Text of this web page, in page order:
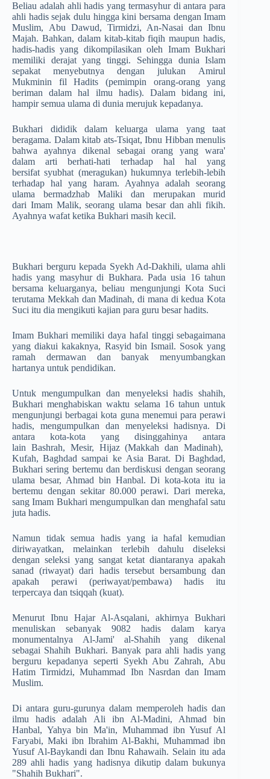
Beliau adalah ahli hadis yang termasyhur di antara para
ahli hadis sejak dulu hingga kini bersama dengan Imam
Muslim, Abu Dawud, Tirmidzi, An-Nasai dan Ibnu
Majah. Bahkan, dalam kitab-kitab fiqih maupun hadis,
hadis-hadis yang dikompilasikan oleh Imam Bukhari
memiliki derajat yang tinggi. Sehingga dunia Islam
sepakat menyebutnya dengan julukan Amirul
Mukminin fil Hadits (pemimpin orang-orang yang
beriman dalam hal ilmu hadis). Dalam bidang ini,
hampir semua ulama di dunia merujuk kepadanya.
Bukhari dididik dalam keluarga ulama yang taat
beragama. Dalam kitab ats-Tsiqat, Ibnu Hibban menulis
bahwa ayahnya dikenal sebagai orang yang wara'
dalam arti berhati-hati terhadap hal hal yang
bersifat syubhat (meragukan) hukumnya terlebih-lebih
terhadap hal yang haram. Ayahnya adalah seorang
ulama bermadzhab Maliki dan merupakan murid
dari Imam Malik, seorang ulama besar dan ahli fikih.
Ayahnya wafat ketika Bukhari masih kecil.
Bukhari berguru kepada Syekh Ad-Dakhili, ulama ahli
hadis yang masyhur di Bukhara. Pada usia 16 tahun
bersama keluarganya, beliau mengunjungi Kota Suci
terutama Mekkah dan Madinah, di mana di kedua Kota
Suci itu dia mengikuti kajian para guru besar hadits.
Imam Bukhari memiliki daya hafal tinggi sebagaimana
yang diakui kakaknya, Rasyid bin Ismail. Sosok yang
ramah dermawan dan banyak menyumbangkan
hartanya untuk pendidikan.
Untuk mengumpulkan dan menyeleksi hadis shahih,
Bukhari menghabiskan waktu selama 16 tahun untuk
mengunjungi berbagai kota guna menemui para perawi
hadis, mengumpulkan dan menyeleksi hadisnya. Di
antara kota-kota yang disinggahinya antara
lain Bashrah, Mesir, Hijaz (Makkah dan Madinah),
Kufah, Baghdad sampai ke Asia Barat. Di Baghdad,
Bukhari sering bertemu dan berdiskusi dengan seorang
ulama besar, Ahmad bin Hanbal. Di kota-kota itu ia
bertemu dengan sekitar 80.000 perawi. Dari mereka,
sang Imam Bukhari mengumpulkan dan menghafal satu
juta hadis.
Namun tidak semua hadis yang ia hafal kemudian
diriwayatkan, melainkan terlebih dahulu diseleksi
dengan seleksi yang sangat ketat diantaranya apakah
sanad (riwayat) dari hadis tersebut bersambung dan
apakah perawi (periwayat/pembawa) hadis itu
terpercaya dan tsiqqah (kuat).
Menurut Ibnu Hajar Al-Asqalani, akhirnya Bukhari
menuliskan sebanyak 9082 hadis dalam karya
monumentalnya Al-Jami' al-Shahih yang dikenal
sebagai Shahih Bukhari. Banyak para ahli hadis yang
berguru kepadanya seperti Syekh Abu Zahrah, Abu
Hatim Tirmidzi, Muhammad Ibn Nasrdan dan Imam
Muslim.
Di antara guru-gurunya dalam memperoleh hadis dan
ilmu hadis adalah Ali ibn Al-Madini, Ahmad bin
Hanbal, Yahya bin Ma'in, Muhammad ibn Yusuf Al
Faryabi, Maki ibn Ibrahim Al-Bakhi, Muhammad ibn
Yusuf Al-Baykandi dan Ibnu Rahawaih. Selain itu ada
289 ahli hadis yang hadisnya dikutip dalam bukunya
"Shahih Bukhari".